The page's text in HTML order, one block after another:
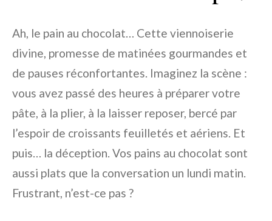
Ah, le pain au chocolat… Cette viennoiserie
divine, promesse de matinées gourmandes et
de pauses réconfortantes. Imaginez la scène :
vous avez passé des heures à préparer votre
pâte, à la plier, à la laisser reposer, bercé par
l’espoir de croissants feuilletés et aériens. Et
puis… la déception. Vos pains au chocolat sont
aussi plats que la conversation un lundi matin.
Frustrant, n’est-ce pas ?